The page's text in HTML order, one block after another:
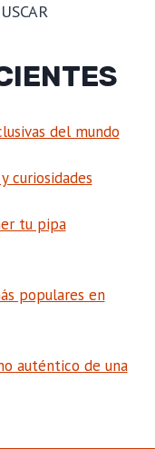
del mundo
curiosidades
tu pipa
populares en
auténtico de una